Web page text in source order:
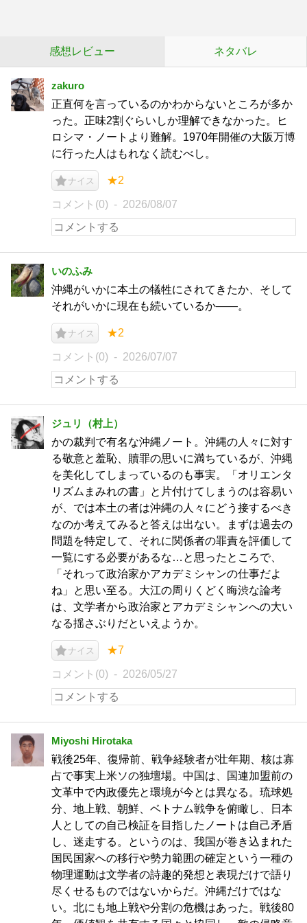
感想レビュー ネタバレ
zakuro
正直何を言っているのかわからないところが多か
った。正味2割ぐらいしか理解できなかった。ヒ
ロシマ・ノートより難解。1970年開催の大阪万博
に行った人はもれなく読むべし。
ナイス ★2
コメント(0) 2026/08/07
いのふみ
沖縄がいかに本土の犠牲にされてきたか、そして
それがいかに現在も続いているか――。
ナイス ★2
コメント(0) 2026/07/07
ジュリ（村上）
かの裁判で有名な沖縄ノート。沖縄の人々に対す
る敬意と羞恥、贖罪の思いに満ちているが、沖縄
を美化してしまっているのも事実。「オリエンタ
リズムまみれの書」と片付けてしまうのは容易い
が、では本土の者は沖縄の人々にどう接するべき
なのか考えてみると答えは出ない。まずは過去の
問題を特定して、それに関係者の罪責を評価して
一覧にする必要があるな…と思ったところで、
「それって政治家かアカデミシャンの仕事だよ
ね」と思い至る。大江の周りくどく晦渋な論考
は、文学者から政治家とアカデミシャンへの大い
なる揺さぶりだといえようか。
ナイス ★7
コメント(0) 2026/05/27
Miyoshi Hirotaka
戦後25年、復帰前、戦争経験者が壮年期、核は寡
占で事実上米ソの独壇場。中国は、国連加盟前の
文革中で内政優先と環境が今とは異なる。琉球処
分、地上戦、朝鮮、ベトナム戦争を俯瞰し、日本
人としての自己検証を目指したノートは自己矛盾
し、迷走する。というのは、我国が巻き込まれた
国民国家への移行や勢力範囲の確定という一種の
物理運動は文学者の詩趣的発想と表現だけで語り
尽くせるものではないからだ。沖縄だけではな
い。北にも地上戦や分割の危機はあった。戦後80